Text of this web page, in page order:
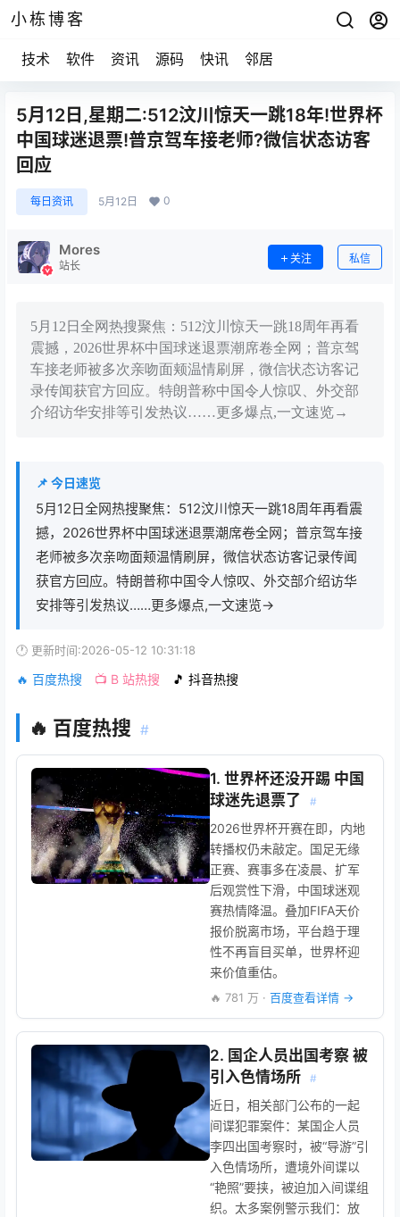
小栋博客
技术 软件 资讯 源码 快讯 邻居
5月12日,星期二:512汶川惊天一跳18年!世界杯
中国球迷退票!普京驾车接老师?微信状态访客
回应
每日资讯 5月12日 0
Mores
站长
关注 私信
5月12日全网热搜聚焦：512汶川惊天一跳18周年再看
震撼，2026世界杯中国球迷退票潮席卷全网；普京驾
车接老师被多次亲吻面颊温情刷屏，微信状态访客记
录传闻获官方回应。特朗普称中国令人惊叹、外交部
介绍访华安排等引发热议……更多爆点,一文速览→
📌 今日速览
5月12日全网热搜聚焦：512汶川惊天一跳18周年再看震
撼，2026世界杯中国球迷退票潮席卷全网；普京驾车接
老师被多次亲吻面颊温情刷屏，微信状态访客记录传闻
获官方回应。特朗普称中国令人惊叹、外交部介绍访华
安排等引发热议……更多爆点,一文速览→
🕐 更新时间:2026-05-12 10:31:18
🔥 百度热搜 📺 B 站热搜 🎵 抖音热搜
🔥 百度热搜 #
1. 世界杯还没开踢 中国
球迷先退票了
#
2026世界杯开赛在即，内地
转播权仍未敲定。国足无缘
正赛、赛事多在凌晨、扩军
后观赏性下滑，中国球迷观
赛热情降温。叠加FIFA天价
报价脱离市场，平台趋于理
性不再盲目买单，世界杯迎
来价值重估。
🔥 781 万 · 百度查看详情 →
2. 国企人员出国考察 被
引入色情场所
#
近日，相关部门公布的一起
间谍犯罪案件：某国企人员
李四出国考察时，被“导游”引
入色情场所，遭境外间谍以
“艳照”要挟，被迫加入间谍组
织。太多案例警示我们：放